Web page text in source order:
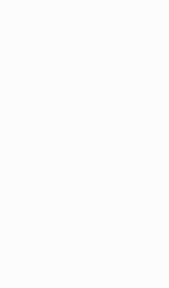
Por lo
Nuestra tienda se rige
profundamente. Sin
preocuparte por
transparencia en
compromiso con la
que disfrutar de tu obra
Para